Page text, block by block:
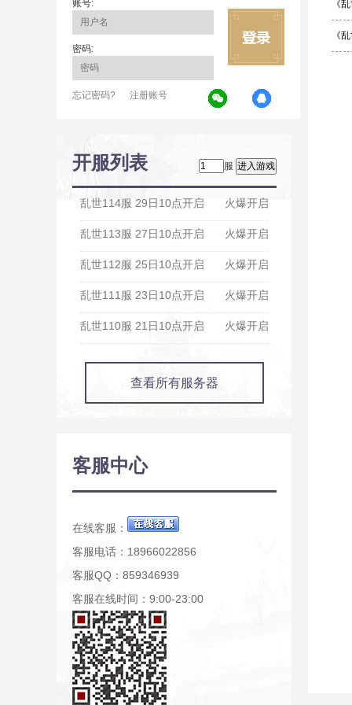
账号:
密码:
忘记密码? 注册账号
开服列表 服
火爆开启
乱世114服 29日10点开启
火爆开启
乱世113服 27日10点开启
火爆开启
乱世112服 25日10点开启
火爆开启
乱世111服 23日10点开启
火爆开启
乱世110服 21日10点开启
查看所有服务器
客服中心
在线客服：
客服电话：18966022856
客服QQ：859346939
客服在线时间：9:00-23:00
《
《